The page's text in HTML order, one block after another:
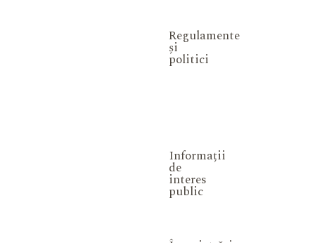
Regulamente
și
politici
Informații
de
interes
public